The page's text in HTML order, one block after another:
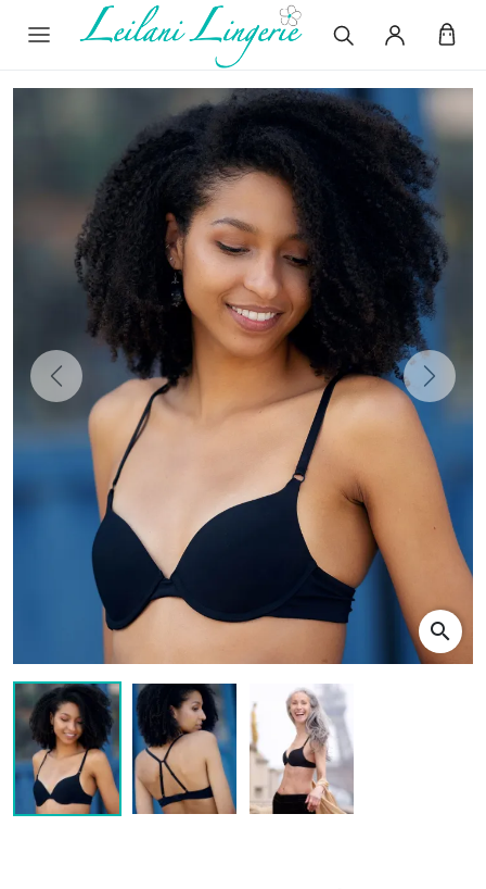
Previous Next
search